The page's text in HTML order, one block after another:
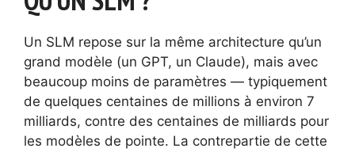
Un SLM repose sur la même architecture qu’un
grand modèle (un GPT, un Claude), mais avec
beaucoup moins de paramètres — typiquement
de quelques centaines de millions à environ 7
milliards, contre des centaines de milliards pour
les modèles de pointe. La contrepartie de cette